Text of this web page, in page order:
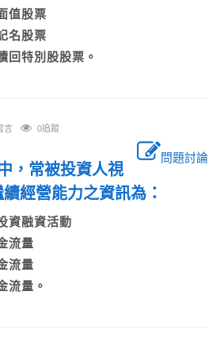
值股票
名股票
回特別股股票。
言 0追蹤
問題討論
，常被投資人視
續經營能力之資訊為：
資融資活動
流量
流量
流量。